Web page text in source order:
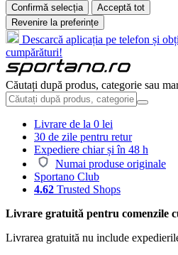
Confirmă selecția
Acceptă tot
Revenire la preferințe
Descarcă aplicația pe telefon și
cumpărături!
Căutați după produs, categorie sau
Livrare de la 0 lei
30 de zile pentru retur
Expediere chiar și în 48 h
Numai produse originale
Sportano Club
4.62 Trusted Shops
Livrare gratuită pentru comenzile
Livrarea gratuită nu include